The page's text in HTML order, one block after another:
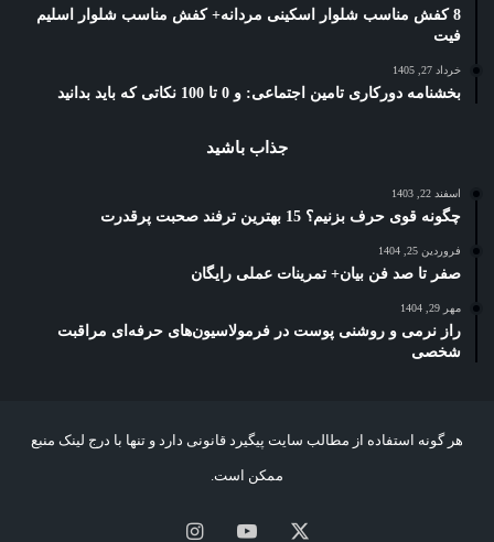
8 کفش مناسب شلوار اسکینی مردانه+ کفش مناسب شلوار اسلیم
فیت
خرداد 27, 1405
بخشنامه دورکاری تامین اجتماعی: و 0 تا 100 نکاتی که باید بدانید
جذاب باشید
اسفند 22, 1403
چگونه قوی حرف بزنیم؟ 15 بهترین ترفند صحبت پرقدرت
فروردین 25, 1404
صفر تا صد فن بیان+ تمرینات عملی رایگان
مهر 29, 1404
راز نرمی و روشنی پوست در فرمولاسیون‌های حرفه‌ای مراقبت
شخصی
هر گونه استفاده از مطالب سایت پیگیرد قانونی دارد و تنها با درج لینک منبع
ممکن است.
یوتیوباینستاگرام